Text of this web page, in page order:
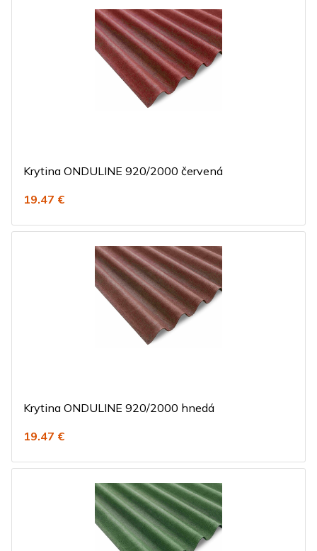
Krytina ONDULINE 920/2000 červená
19.47 €
Krytina ONDULINE 920/2000 hnedá
19.47 €